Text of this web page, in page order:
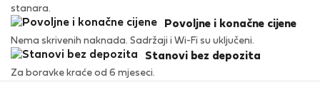
stanara.
Povoljne i konačne cijene
Nema skrivenih naknada. Sadržaji i Wi-Fi su uključeni.
Stanovi bez depozita
Za boravke kraće od 6 mjeseci.